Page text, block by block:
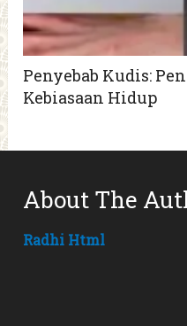
Penyebab Kudis:
Kebiasaan Hidup
About The
Radhi Html